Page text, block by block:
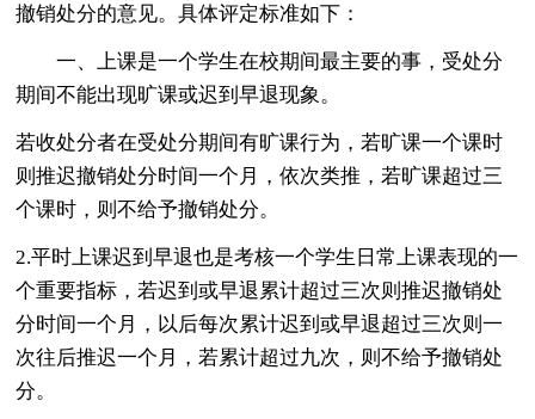
撤销处分的意见。具体评定标准如下：
一、上课是一个学生在校期间最主要的事，受处分
期间不能出现旷课或迟到早退现象。
若收处分者在受处分期间有旷课行为，若旷课一个课时
则推迟撤销处分时间一个月，依次类推，若旷课超过三
个课时，则不给予撤销处分。
2.平时上课迟到早退也是考核一个学生日常上课表现的一
个重要指标，若迟到或早退累计超过三次则推迟撤销处
分时间一个月，以后每次累计迟到或早退超过三次则一
次往后推迟一个月，若累计超过九次，则不给予撤销处
分。